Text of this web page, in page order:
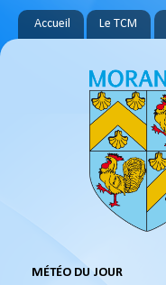
Accueil Le TCM
MÉTÉO DU JOUR